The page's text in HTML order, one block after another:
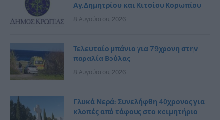
Αγ.Δημητρίου και Κιτσίου Κορωπίου
8 Αυγούστου, 2026
Τελευταίο μπάνιο για 79χρονη στην
παραλία Βούλας
8 Αυγούστου, 2026
Γλυκά Νερά: Συνελήφθη 40χρονος για
κλοπές από τάφους στο κοιμητήριο